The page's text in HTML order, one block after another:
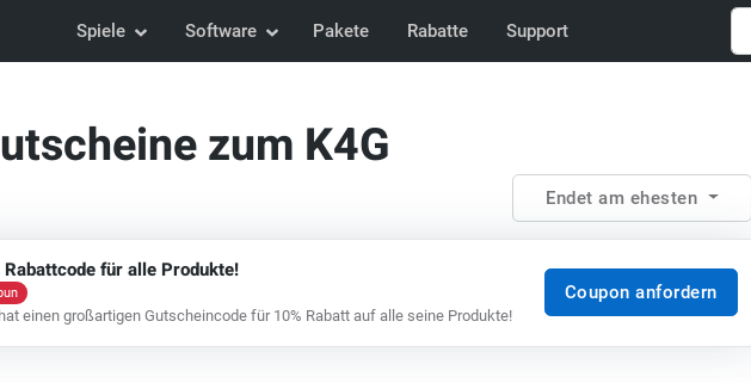
Spiele Software Pakete Rabatte Support
zum K4G
Endet am ehesten
Rabattcode für alle Produkte!
einen großartigen Gutscheincode für 10% Rabatt auf alle seine Produkte!
Coupon anfordern